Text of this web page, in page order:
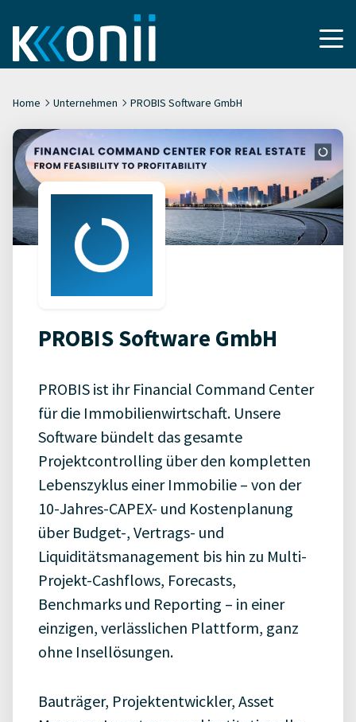
Home Unternehmen PROBIS Software GmbH
PROBIS Software GmbH
PROBIS ist ihr Financial Command Center
für die Immobilienwirtschaft. Unsere
Software bündelt das gesamte
Projektcontrolling über den kompletten
Lebenszyklus einer Immobilie – von der
10-Jahres-CAPEX- und Kostenplanung
über Budget-, Vertrags- und
Liquiditätsmanagement bis hin zu Multi-
Projekt-Cashflows, Forecasts,
Benchmarks und Reporting – in einer
einzigen, verlässlichen Plattform, ganz
ohne Insellösungen.
Bauträger, Projektentwickler, Asset